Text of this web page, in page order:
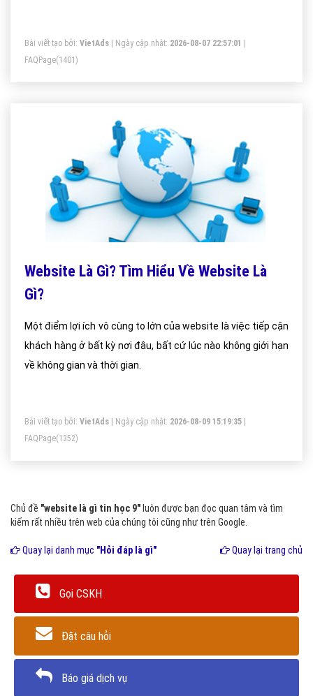
Bài viết tạo bởi: VietAds | Ngày cập nhật: 2026-08-07 22:57:01
FAQPage(1401)
Website Là Gì? Tìm Hiểu Về Website Là
Gì?
Một điểm lợi ích vô cùng to lớn của website là việc tiếp cận
khách hàng ở bất kỳ nơi đâu, bất cứ lúc nào không giới hạn
về không gian và thời gian.
Bài viết tạo bởi: VietAds | Ngày cập nhật: 2026-08-09 15:19:35
FAQPage(1352)
Chủ đề "website là gì tin học 9" luôn được bạn đọc quan tâm và tìm
kiếm rất nhiều trên web của chúng tôi cũng như trên Google.
Quay lại danh mục "Hỏi đáp là gì" Quay lại trang chủ
Gọi CSKH
Đặt câu hỏi
Báo giá dịch vụ